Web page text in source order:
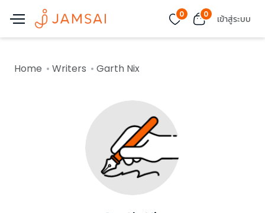
0 0 เข้าสู่ระบบ
Home Writers Garth Nix